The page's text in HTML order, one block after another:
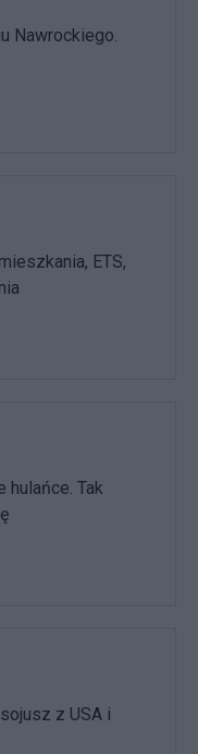
Nawrockiego.
ETS,
hulańce. Tak
z USA i